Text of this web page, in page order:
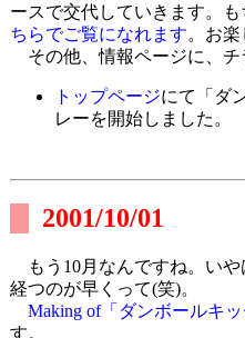
ースで交代していきます。も
ちらでご覧になれます。お楽
その他、情報ページに、チ
トップページにて「ダ
レーを開始しました。
2001/10/01
もう10月なんですね。い
経つのが早くって(笑)。
Making of「ダンボールキッ
す。